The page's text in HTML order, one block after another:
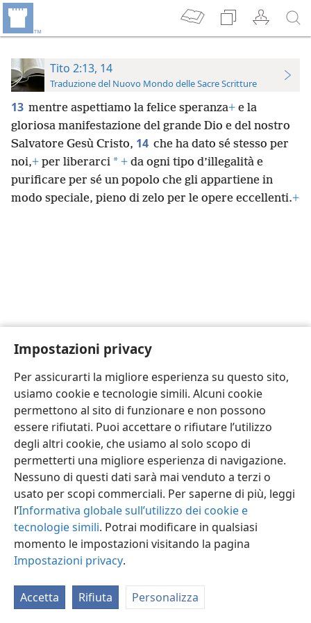
Impostazioni privacy
Per assicurarti la migliore esperienza su questo sito,
usiamo cookie e tecnologie simili. Alcuni cookie
permettono al sito di funzionare e non possono
essere rifiutati. Puoi accettare o rifiutare l’utilizzo
degli altri cookie, che usiamo al solo scopo di
permetterti una migliore esperienza di navigazione.
Nessuno di questi dati sarà mai venduto a terzi o
usato per scopi commerciali. Per saperne di più, leggi
l’Informativa globale sull’utilizzo dei cookie e
tecnologie simili. Potrai modificare in qualsiasi
momento le impostazioni visitando la pagina
Impostazioni privacy.
Accetta Rifiuta Personalizza
Tito 2:13, 14
Traduzione del Nuovo Mondo delle Sacre Scritture
13 mentre aspettiamo la felice speranza+ e la
gloriosa manifestazione del grande Dio e del nostro
Salvatore Gesù Cristo, 14 che ha dato sé stesso per
noi,+ per liberarci * + da ogni tipo d’illegalità e
purificare per sé un popolo che gli appartiene in
modo speciale, pieno di zelo per le opere eccellenti.+
Italiano
Copyright © 2026 Watch Tower Bible and Tract Society of Pennsylvania
JW.ORG
Accedi